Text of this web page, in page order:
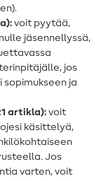
voit pyytää,
jäsennellyssä,
jos
ja
artikla): voit
käsittelyä,
Jos
varten, voit